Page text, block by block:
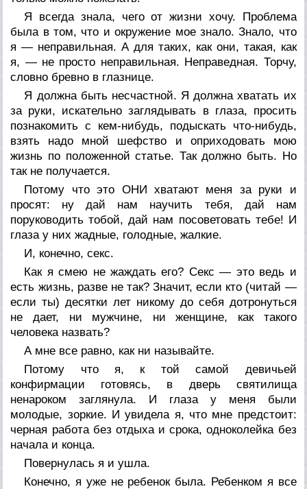
Я всегда знала, чего от жизни хочу. Проблема
была в том, что и окружение мое знало. Знало, что
я — неправильная. А для таких, как они, такая, как
я, — не просто неправильная. Неправедная. Торчу,
словно бревно в глазнице.
Я должна быть несчастной. Я должна хватать их
за руки, искательно заглядывать в глаза, просить
познакомить с кем-нибудь, подыскать что-нибудь,
взять надо мной шефство и оприходовать мою
жизнь по положенной статье. Так должно быть. Но
так не получается.
Потому что это ОНИ хватают меня за руки и
просят: ну дай нам научить тебя, дай нам
поруководить тобой, дай нам посоветовать тебе! И
глаза у них жадные, голодные, жалкие.
И, конечно, секс.
Как я смею не жаждать его? Секс — это ведь и
есть жизнь, разве не так? Значит, если кто (читай —
если ты) десятки лет никому до себя дотронуться
не дает, ни мужчине, ни женщине, как такого
человека назвать?
А мне все равно, как ни называйте.
Потому что я, к той самой девичьей
конфирмации готовясь, в дверь святилища
ненароком заглянула. И глаза у меня были
молодые, зоркие. И увидела я, что мне предстоит:
черная работа без отдыха и срока, одноколейка без
начала и конца.
Повернулась я и ушла.
Конечно, я уже не ребенок была. Ребенком я все